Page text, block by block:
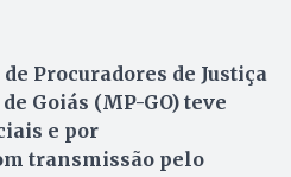
Procuradores de Justiça
Goiás (MP-GO) teve
e por
transmissão pelo